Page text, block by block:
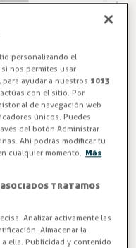
Vidrio
fijar a tubo plano o
de 10-10,76mm y 12-
personalizando el
nos permites usar
ayudar a nuestros 1013
con el sitio. Por
de navegación web
únicos. Puedes
del botón Administrar
Ahí podrás modificar tu
cualquier momento. Más
tratamos
Analizar activamente las
Almacenar la
ella. Publicidad y contenido